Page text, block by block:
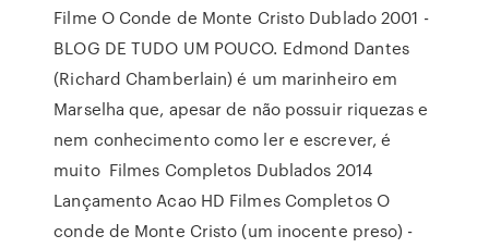
Filme O Conde de Monte Cristo Dublado 2001 -
BLOG DE TUDO UM POUCO. Edmond Dantes
(Richard Chamberlain) é um marinheiro em
Marselha que, apesar de não possuir riquezas e
nem conhecimento como ler e escrever, é
muito Filmes Completos Dublados 2014
Lançamento Acao HD Filmes Completos O
conde de Monte Cristo (um inocente preso) -